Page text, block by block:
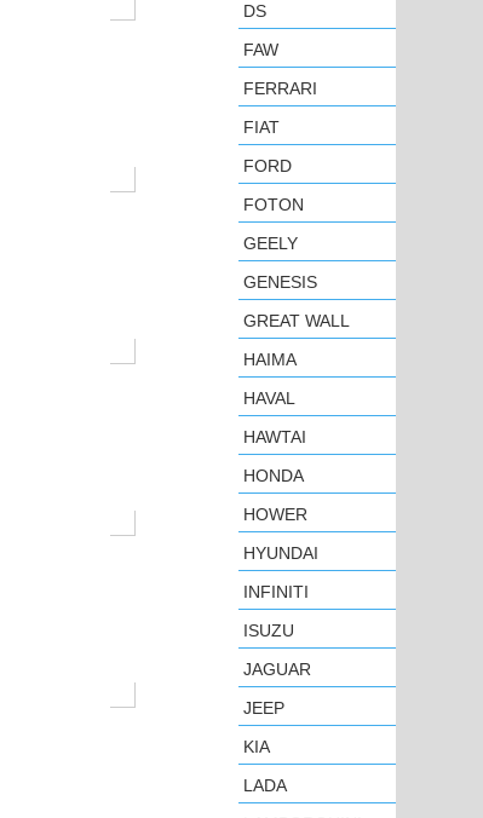
DS
FAW
FERRARI
FIAT
FORD
FOTON
GEELY
GENESIS
GREAT WALL
HAIMA
HAVAL
HAWTAI
HONDA
HOWER
HYUNDAI
INFINITI
ISUZU
JAGUAR
JEEP
KIA
LADA